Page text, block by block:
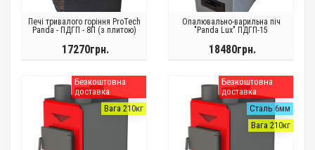
Печі тривалого горіння ProTech
Panda - ПДГП - 8П (з плитою)
17270грн.
Опалювально-варильна піч
"Panda Lux" ПДГП-15
18480грн.
Безкоштовна
доставка
Вага 210кг
Безкоштовна
доставка
Сталь 6мм
Вага 210кг